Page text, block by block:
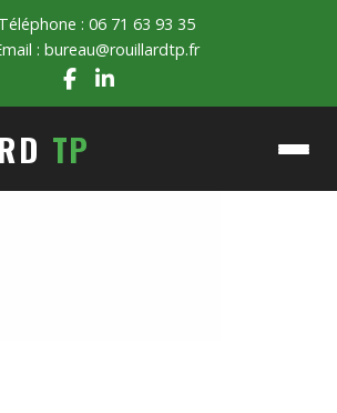
: 06 71 63 93 35
: bureau@rouillardtp.fr
TP